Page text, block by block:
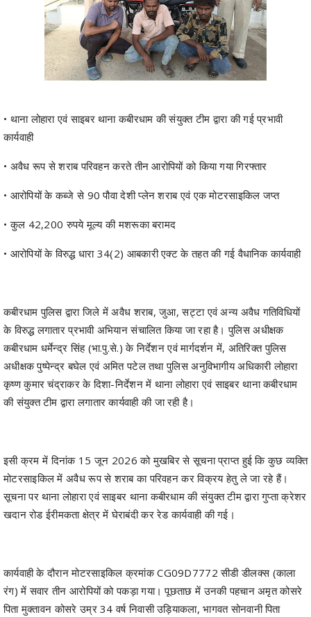
• थाना लोहारा एवं साइबर थाना कबीरधाम की संयुक्त टीम द्वारा की गई प्रभावी
कार्यवाही
• अवैध रूप से शराब परिवहन करते तीन आरोपियों को किया गया गिरफ्तार
• आरोपियों के कब्जे से 90 पौवा देशी प्लेन शराब एवं एक मोटरसाइकिल जप्त
• कुल 42,200 रुपये मूल्य की मशरूका बरामद
• आरोपियों के विरुद्ध धारा 34(2) आबकारी एक्ट के तहत की गई वैधानिक कार्यवाही
कबीरधाम पुलिस द्वारा जिले में अवैध शराब, जुआ, सट्टा एवं अन्य अवैध गतिविधियों
के विरुद्ध लगातार प्रभावी अभियान संचालित किया जा रहा है। पुलिस अधीक्षक
कबीरधाम धर्मेन्द्र सिंह (भा.पु.से.) के निर्देशन एवं मार्गदर्शन में, अतिरिक्त पुलिस
अधीक्षक पुष्पेन्द्र बघेल एवं अमित पटेल तथा पुलिस अनुविभागीय अधिकारी लोहारा
कृष्ण कुमार चंद्राकर के दिशा-निर्देशन में थाना लोहारा एवं साइबर थाना कबीरधाम
की संयुक्त टीम द्वारा लगातार कार्यवाही की जा रही है।
इसी क्रम में दिनांक 15 जून 2026 को मुखबिर से सूचना प्राप्त हुई कि कुछ व्यक्ति
मोटरसाइकिल में अवैध रूप से शराब का परिवहन कर विक्रय हेतु ले जा रहे हैं।
सूचना पर थाना लोहारा एवं साइबर थाना कबीरधाम की संयुक्त टीम द्वारा गुप्ता क्रेशर
खदान रोड ईरीमकता क्षेत्र में घेराबंदी कर रेड कार्यवाही की गई।
कार्यवाही के दौरान मोटरसाइकिल क्रमांक CG09D7772 सीडी डीलक्स (काला
रंग) में सवार तीन आरोपियों को पकड़ा गया। पूछताछ में उनकी पहचान अमृत कोसरे
पिता मुक्तावन कोसरे उम्र 34 वर्ष निवासी उड़ियाकला, भागवत सोनवानी पिता